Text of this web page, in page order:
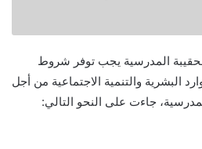
المدرسية يجب توفر شروط
البشرية والتنمية الاجتماعية من أجل
جاءت على النحو التالي: